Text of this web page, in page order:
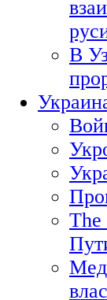
В
The